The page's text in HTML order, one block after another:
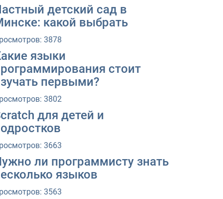
детский сад в
какой выбрать
3878
языки
стоит
первыми?
3802
для детей и
3663
ли программисту знать
языков
3563